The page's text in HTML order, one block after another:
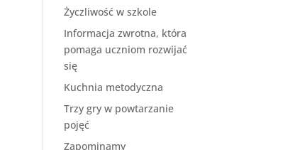
Życzliwość w szkole
Informacja zwrotna, która
pomaga uczniom rozwijać
się
Kuchnia metodyczna
Trzy gry w powtarzanie
pojęć
Zapominamy